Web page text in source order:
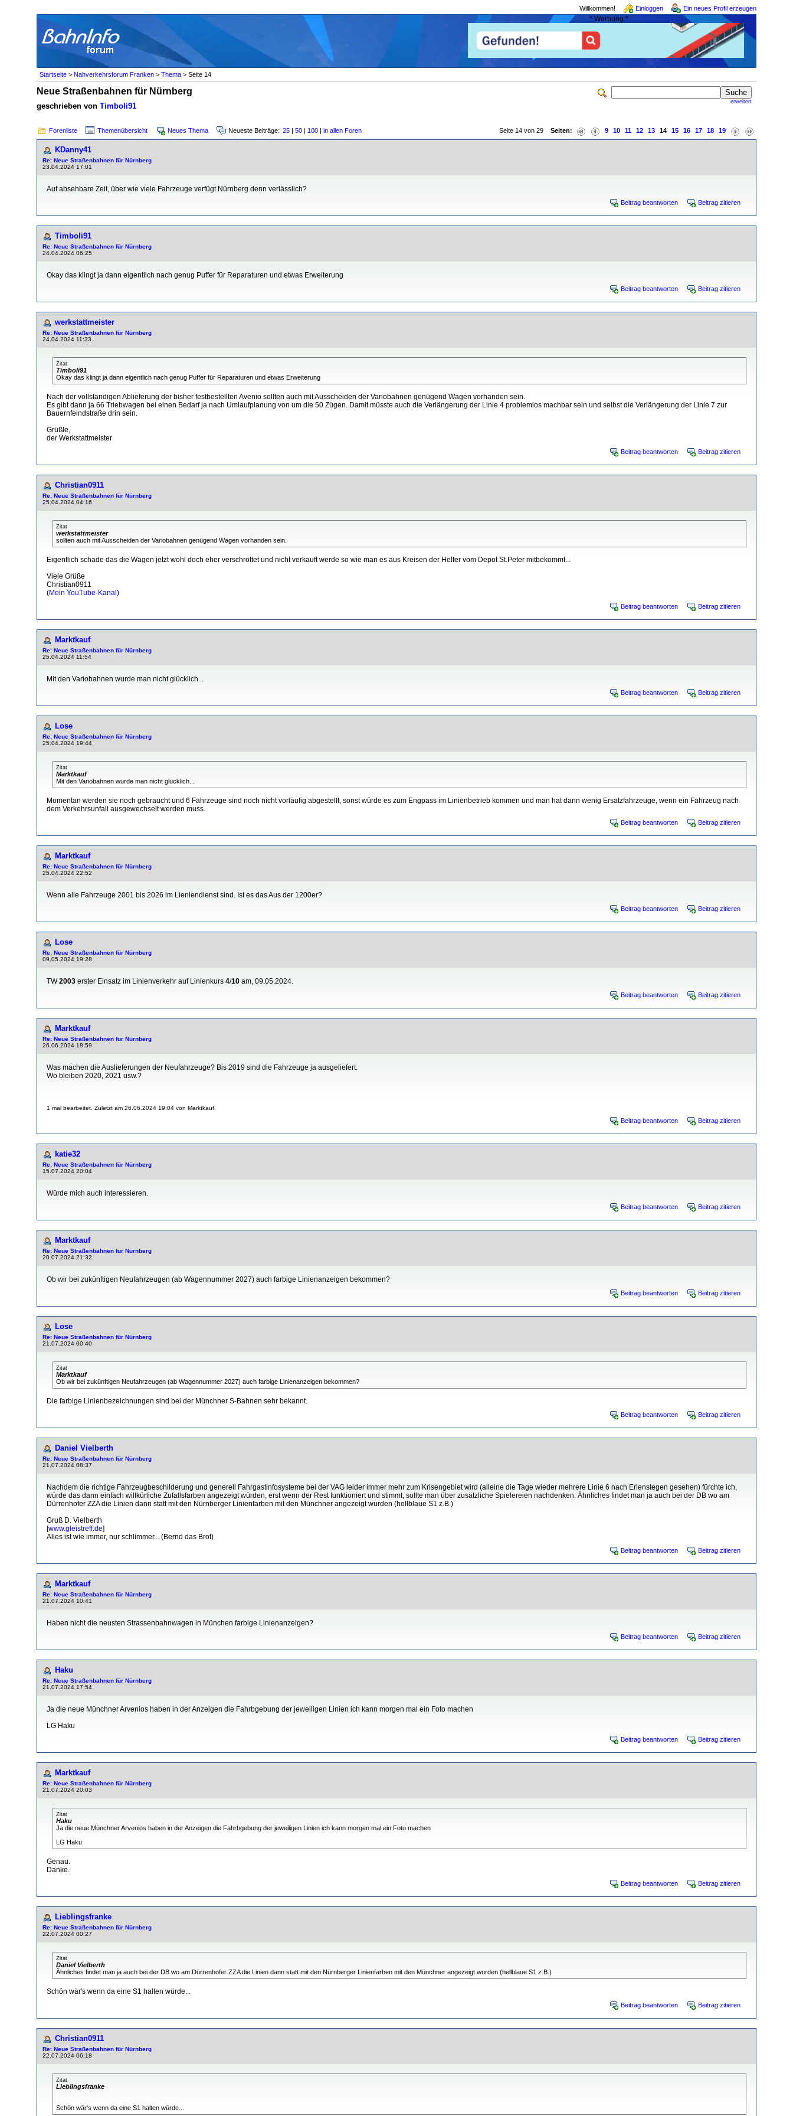
Willkommen! Einloggen Ein neues Profil erzeugen
* Werbung *
Startseite > Nahverkehrsforum Franken > Thema > Seite 14
erweitert
Neue Straßenbahnen für Nürnberg
geschrieben von Timboli91
Forenliste Themenübersicht Neues Thema Neueste Beiträge: 25 | 50 | 100 | in allen Foren Seite 14 von 29 Seiten: 9 10 11 12 13 14 15 16 17 18 19
KDanny41
Re: Neue Straßenbahnen für Nürnberg
23.04.2024 17:01
Auf absehbare Zeit, über wie viele Fahrzeuge verfügt Nürnberg denn verlässlich?
Beitrag beantworten Beitrag zitieren
Timboli91
Re: Neue Straßenbahnen für Nürnberg
24.04.2024 06:25
Okay das klingt ja dann eigentlich nach genug Puffer für Reparaturen und etwas Erweiterung
Beitrag beantworten Beitrag zitieren
werkstattmeister
Re: Neue Straßenbahnen für Nürnberg
24.04.2024 11:33
Zitat
Timboli91
Okay das klingt ja dann eigentlich nach genug Puffer für Reparaturen und etwas Erweiterung
Nach der vollständigen Ablieferung der bisher festbestellten Avenio sollten auch mit Ausscheiden der Variobahnen genügend Wagen vorhanden sein.
Es gibt dann ja 66 Triebwagen bei einen Bedarf ja nach Umlaufplanung von um die 50 Zügen. Damit müsste auch die Verlängerung der Linie 4 problemlos machbar sein und selbst die Verlängerung der Linie 7 zur
Bauernfeindstraße drin sein.
Grüßle,
der Werkstattmeister
Beitrag beantworten Beitrag zitieren
Christian0911
Re: Neue Straßenbahnen für Nürnberg
25.04.2024 04:16
Zitat
werkstattmeister
sollten auch mit Ausscheiden der Variobahnen genügend Wagen vorhanden sein.
Eigentlich schade das die Wagen jetzt wohl doch eher verschrottet und nicht verkauft werde so wie man es aus Kreisen der Helfer vom Depot St.Peter mitbekommt...
Viele Grüße
Christian0911
(Mein YouTube-Kanal)
Beitrag beantworten Beitrag zitieren
Marktkauf
Re: Neue Straßenbahnen für Nürnberg
25.04.2024 11:54
Mit den Variobahnen wurde man nicht glücklich...
Beitrag beantworten Beitrag zitieren
Lose
Re: Neue Straßenbahnen für Nürnberg
25.04.2024 19:44
Zitat
Marktkauf
Mit den Variobahnen wurde man nicht glücklich...
Momentan werden sie noch gebraucht und 6 Fahrzeuge sind noch nicht vorläufig abgestellt, sonst würde es zum Engpass im Linienbetrieb kommen und man hat dann wenig Ersatzfahrzeuge, wenn ein Fahrzeug nach
dem Verkehrsunfall ausgewechselt werden muss.
Beitrag beantworten Beitrag zitieren
Marktkauf
Re: Neue Straßenbahnen für Nürnberg
25.04.2024 22:52
Wenn alle Fahrzeuge 2001 bis 2026 im Lieniendienst sind. Ist es das Aus der 1200er?
Beitrag beantworten Beitrag zitieren
Lose
Re: Neue Straßenbahnen für Nürnberg
09.05.2024 19:28
TW2003 erster Einsatz im Linienverkehr auf Linienkurs 4/10 am, 09.05.2024.
Beitrag beantworten Beitrag zitieren
Marktkauf
Re: Neue Straßenbahnen für Nürnberg
26.06.2024 18:59
Was machen die Auslieferungen der Neufahrzeuge? Bis 2019 sind die Fahrzeuge ja ausgeliefert.
Wo bleiben 2020, 2021 usw.?
1 mal bearbeitet. Zuletzt am 26.06.2024 19:04 von Marktkauf.
Beitrag beantworten Beitrag zitieren
katie32
Re: Neue Straßenbahnen für Nürnberg
15.07.2024 20:04
Würde mich auch interessieren.
Beitrag beantworten Beitrag zitieren
Marktkauf
Re: Neue Straßenbahnen für Nürnberg
20.07.2024 21:32
Ob wir bei zukünftigen Neufahrzeugen (ab Wagennummer 2027) auch farbige Linienanzeigen bekommen?
Beitrag beantworten Beitrag zitieren
Lose
Re: Neue Straßenbahnen für Nürnberg
21.07.2024 00:40
Zitat
Marktkauf
Ob wir bei zukünftigen Neufahrzeugen (ab Wagennummer 2027) auch farbige Linienanzeigen bekommen?
Die farbige Linienbezeichnungen sind bei der Münchner S-Bahnen sehr bekannt.
Beitrag beantworten Beitrag zitieren
Daniel Vielberth
Re: Neue Straßenbahnen für Nürnberg
21.07.2024 08:37
Nachdem die richtige Fahrzeugbeschilderung und generell Fahrgastinfosysteme bei der VAG leider immer mehr zum Krisengebiet wird (alleine die Tage wieder mehrere Linie 6 nach Erlenstegen gesehen) fürchte ich,
würde das dann einfach willkürliche Zufallsfarben angezeigt würden, erst wenn der Rest funktioniert und stimmt, sollte man über zusätzliche Spielereien nachdenken. Ähnliches findet man ja auch bei der DB wo am
Dürrenhofer ZZA die Linien dann statt mit den Nürnberger Linienfarben mit den Münchner angezeigt wurden (hellblaue S1 z.B.)
Gruß D. Vielberth
[www.gleistreff.de]
Alles ist wie immer, nur schlimmer... (Bernd das Brot)
Beitrag beantworten Beitrag zitieren
Marktkauf
Re: Neue Straßenbahnen für Nürnberg
21.07.2024 10:41
Haben nicht die neusten Strassenbahnwagen in München farbige Linienanzeigen?
Beitrag beantworten Beitrag zitieren
Haku
Re: Neue Straßenbahnen für Nürnberg
21.07.2024 17:54
Ja die neue Münchner Arvenios haben in der Anzeigen die Fahrbgebung der jeweiligen Linien ich kann morgen mal ein Foto machen
LG Haku
Beitrag beantworten Beitrag zitieren
Marktkauf
Re: Neue Straßenbahnen für Nürnberg
21.07.2024 20:03
Zitat
Haku
Ja die neue Münchner Arvenios haben in der Anzeigen die Fahrbgebung der jeweiligen Linien ich kann morgen mal ein Foto machen
LG Haku
Genau.
Danke.
Beitrag beantworten Beitrag zitieren
Lieblingsfranke
Re: Neue Straßenbahnen für Nürnberg
22.07.2024 00:27
Zitat
Daniel Vielberth
Ähnliches findet man ja auch bei der DB wo am Dürrenhofer ZZA die Linien dann statt mit den Nürnberger Linienfarben mit den Münchner angezeigt wurden (hellblaue S1 z.B.)
Schön wär's wenn da eine S1 halten würde...
Beitrag beantworten Beitrag zitieren
Christian0911
Re: Neue Straßenbahnen für Nürnberg
22.07.2024 06:18
Zitat
Lieblingsfranke
Schön wär's wenn da eine S1 halten würde...